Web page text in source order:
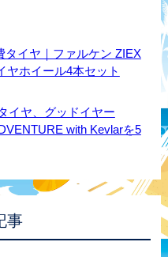
タイヤ｜ファルケン ZIEX
ヤホイール4本セット
イヤ、グッドイヤー
with Kevlarを5
事